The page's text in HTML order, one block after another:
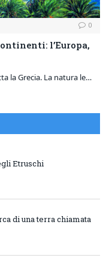
0
l’Europa,
la Grecia. La natura le…
Etruschi
di una terra chiamata